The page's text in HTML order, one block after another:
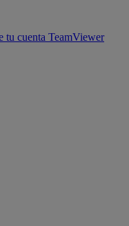
tu cuenta TeamViewer